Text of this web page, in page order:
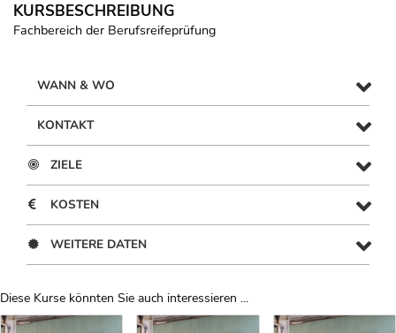
KURSBESCHREIBUNG
Fachbereich der Berufsreifeprüfung
WANN & WO
KONTAKT
ZIELE
KOSTEN
WEITERE DATEN
Diese Kurse könnten Sie auch interessieren ...
Uber Weiterbildungsvorschläge